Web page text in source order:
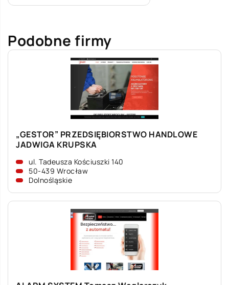
Podobne firmy
„GESTOR” PRZEDSIĘBIORSTWO HANDLOWE
JADWIGA KRUPSKA
ul. Tadeusza Kościuszki 140
50-439 Wrocław
Dolnośląskie